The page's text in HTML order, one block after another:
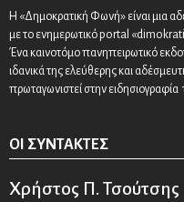
Η «Δημοκρατική Φωνή» είναι μια
με το ενημερωτικό portal
Ένα καινοτόμο πανηπειρωτικό
ιδανικά της ελεύθερης και
πρωταγωνιστεί στην ειδησιογραφία
ΟΙ ΣΥΝΤΆΚΤΕΣ
Χρήστος Π. Τσούτσης